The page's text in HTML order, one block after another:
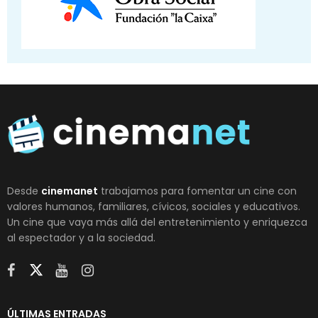
Desde cinemanet trabajamos para fomentar un cine con
valores humanos, familiares, cívicos, sociales y educativos.
Un cine que vaya más allá del entretenimiento y enriquezca
al espectador y a la sociedad.
ÚLTIMAS ENTRADAS